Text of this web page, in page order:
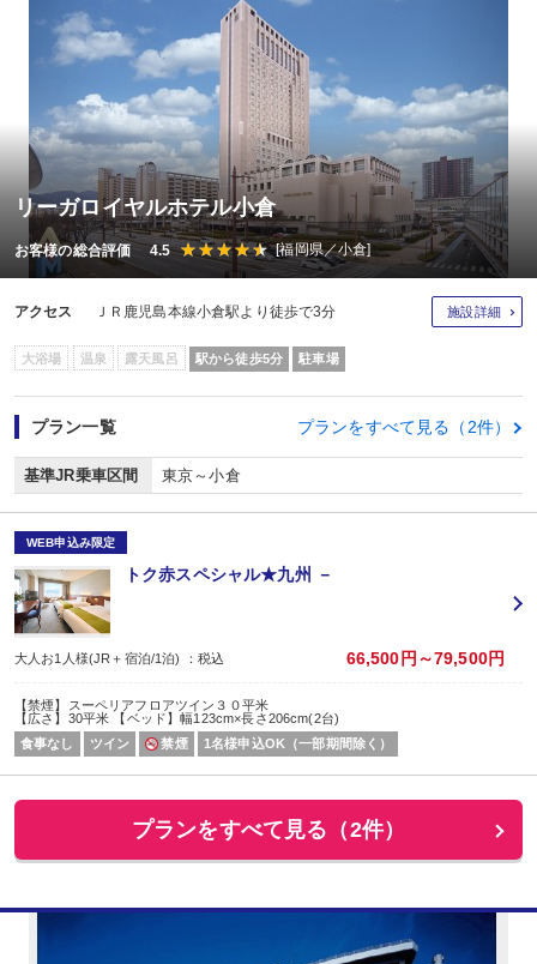
リーガロイヤルホテル小倉
お客様の総合評価 4.5 [福岡県／小倉]
アクセス ＪＲ鹿児島本線小倉駅より徒歩で3分 施設詳細
大浴場 温泉 露天風呂 駅から徒歩5分 駐車場
プラン一覧 プランをすべて見る（2件）
基準JR乗車区間 東京～小倉
WEB申込み限定
トク赤スペシャル★九州 －
大人お1人様(JR＋宿泊/1泊) ：税込 66,500円～79,500円
【禁煙】スーペリアフロアツイン３０平米
【広さ】30平米 【ベッド】幅123cm×長さ206cm(2台)
食事なし
ツイン 禁煙 1名様申込OK（一部期間除く）
プランをすべて見る（2件）